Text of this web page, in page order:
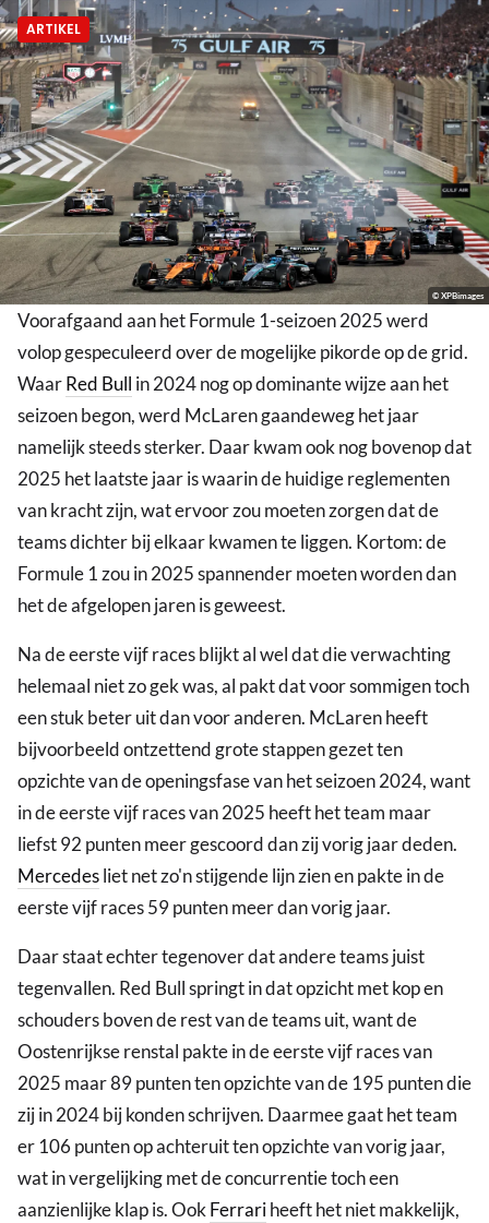
ARTIKEL
© XPBimages
Voorafgaand aan het Formule 1-seizoen 2025 werd
volop gespeculeerd over de mogelijke pikorde op de grid.
WaarRed Bull in 2024 nog op dominante wijze aan het
seizoen begon, werd McLaren gaandeweg het jaar
namelijk steeds sterker. Daar kwam ook nog bovenop dat
2025 het laatste jaar is waarin de huidige reglementen
van kracht zijn, wat ervoor zou moeten zorgen dat de
teams dichter bij elkaar kwamen te liggen. Kortom: de
Formule 1 zou in 2025 spannender moeten worden dan
het de afgelopen jaren is geweest.
Na de eerste vijf races blijkt al wel dat die verwachting
helemaal niet zo gek was, al pakt dat voor sommigen toch
een stuk beter uit dan voor anderen. McLaren heeft
bijvoorbeeld ontzettend grote stappen gezet ten
opzichte van de openingsfase van het seizoen 2024, want
in de eerste vijf races van 2025 heeft het team maar
liefst 92 punten meer gescoord dan zij vorig jaar deden.
Mercedesliet net zo'n stijgende lijn zien en pakte in de
eerste vijf races 59 punten meer dan vorig jaar.
Daar staat echter tegenover dat andere teams juist
tegenvallen. Red Bull springt in dat opzicht met kop en
schouders boven de rest van de teams uit, want de
Oostenrijkse renstal pakte in de eerste vijf races van
2025 maar 89 punten ten opzichte van de 195 punten die
zij in 2024 bij konden schrijven. Daarmee gaat het team
er 106 punten op achteruit ten opzichte van vorig jaar,
wat in vergelijking met de concurrentie toch een
aanzienlijke klap is. OokFerrariheeft het niet makkelijk,